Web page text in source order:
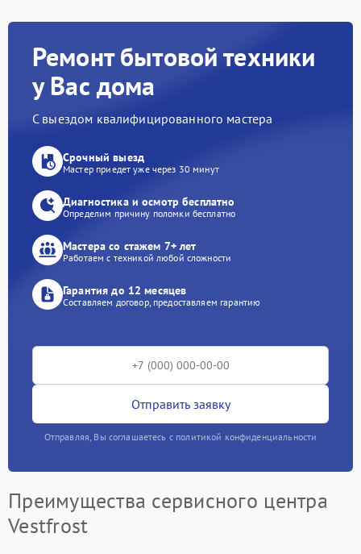
Ремонт бытовой техники
у Вас дома
С выездом квалифицированного мастера
Срочный выезд
Мастер приедет уже через 30 минут
Диагностика и осмотр бесплатно
Определим причину поломки бесплатно
Мастера со стажем 7+ лет
Работаем с техникой любой сложности
Гарантия до 12 месяцев
Составляем договор, предоставляем гарантию
Отправить заявку
Отправляя, Вы соглашаетесь с политикой конфиденциальности
Преимущества сервисного центра
Vestfrost